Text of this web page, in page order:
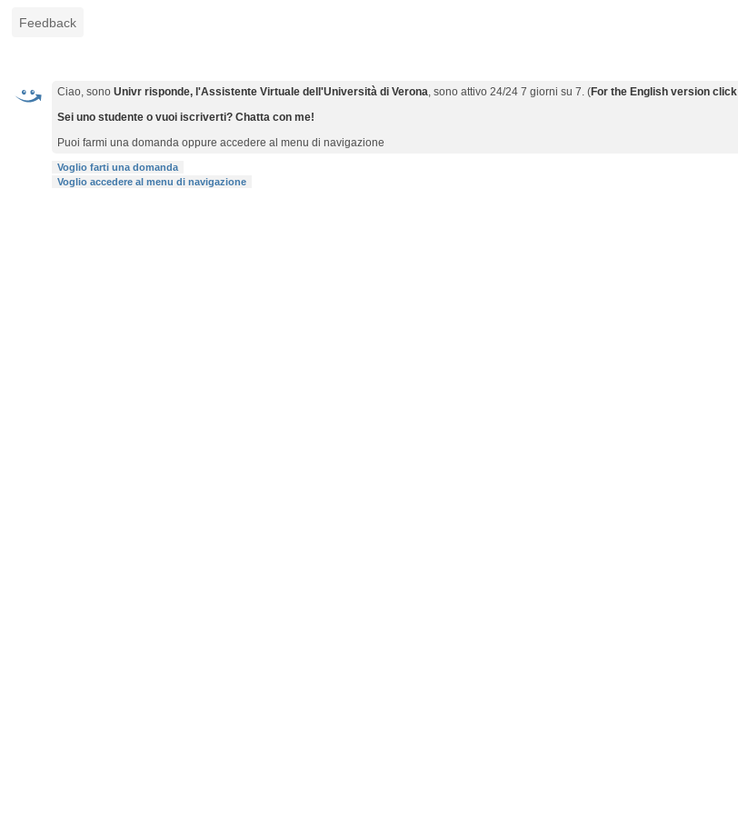
Feedback
Ciao, sonoUnivr risponde, l'Assistente Virtuale dell'Università di Verona, sono attivo 24/24 7 giorni su 7. (For the English version click
Sei uno studente o vuoi iscriverti? Chatta con me!
Puoi farmi una domanda oppure accedere al menu di navigazione
Voglio farti una domanda
Voglio accedere al menu di navigazione